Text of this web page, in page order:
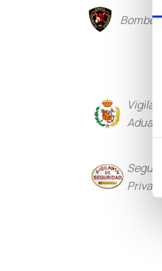
Privada